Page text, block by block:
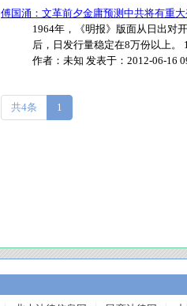
傅国涌：文革前夕金庸预测中共将有重大
1964年，《明报》版面从日出对
后，日发行量稳定在8万份以上。
作者： 未知 发表于： 2012-06-16
共4条 1